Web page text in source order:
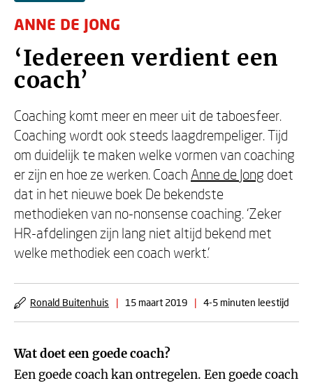
ANNE DE JONG
‘Iedereen verdient een
coach’
Coaching komt meer en meer uit de taboesfeer.
Coaching wordt ook steeds laagdrempeliger. Tijd
om duidelijk te maken welke vormen van coaching
er zijn en hoe ze werken. Coach Anne de Jong doet
dat in het nieuwe boek De bekendste
methodieken van no-nonsense coaching. ‘Zeker
HR-afdelingen zijn lang niet altijd bekend met
welke methodiek een coach werkt.’
Ronald Buitenhuis | 15 maart 2019 | 4-5 minuten leestijd
Wat doet een goede coach?
Een goede coach kan ontregelen. Een goede coach